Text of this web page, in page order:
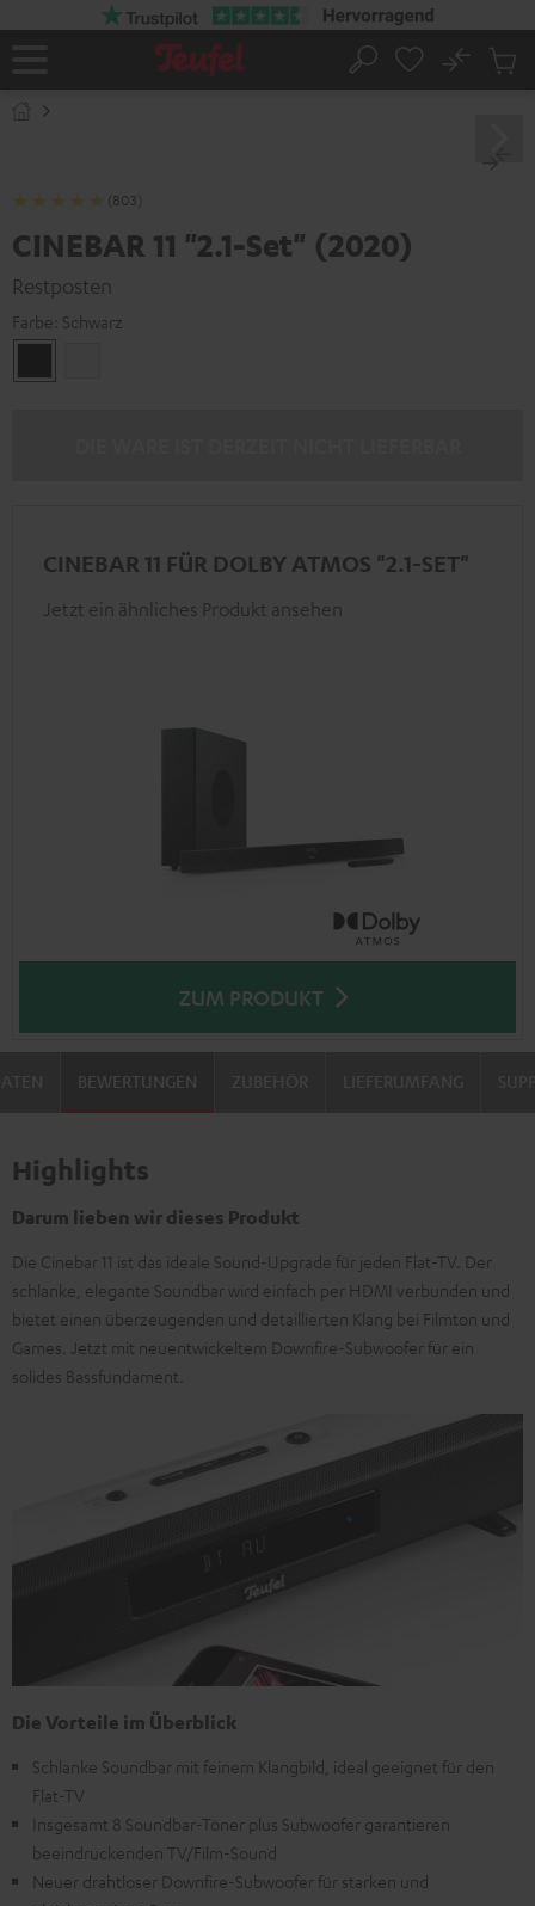
Startseite
Suche
No
(803)
CINEBAR 11 "2.1-Set" (2020)
Restposten
Farbe: Schwarz
CINEBAR 11 FÜR DOLBY ATMOS "2.1-SET"
Jetzt ein ähnliches Produkt ansehen
ZUM PRODUKT
BEWERTUNGEN
Highlights
Darum lieben wir dieses Produkt
Die Cinebar 11 ist das ideale Sound-Upgrade für jeden Flat-TV. Der
schlanke, elegante Soundbar wird einfach per HDMI verbunden und
bietet einen überzeugenden und detaillierten Klang bei Filmton und
Games. Jetzt mit neuentwickeltem Downfire-Subwoofer für ein
solides Bassfundament.
Die Vorteile im Überblick
Schlanke Soundbar mit feinem Klangbild, ideal geeignet für den
Flat-TV
Insgesamt 8 Soundbar-Töner plus Subwoofer garantieren
beeindruckenden TV/Film-Sound
Neuer drahtloser Downfire-Subwoofer für starken und